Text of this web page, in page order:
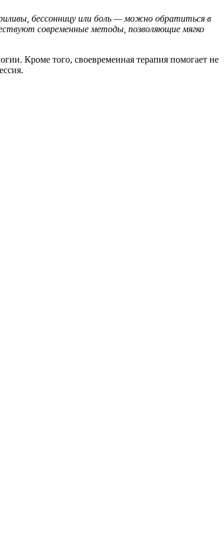
бессонницу или боль — можно обратиться в
современные методы, позволяющие мягко
Кроме того, своевременная терапия помогает не